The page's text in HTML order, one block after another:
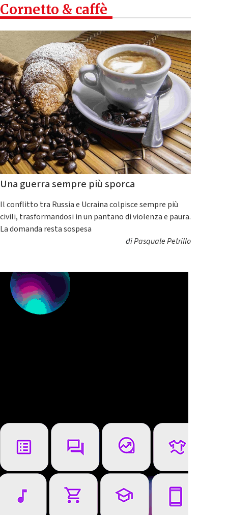
Cornetto & caffè
Una guerra sempre più sporca
Il conflitto tra Russia e Ucraina colpisce sempre più
civili, trasformandosi in un pantano di violenza e paura.
La domanda resta sospesa
diPasquale Petrillo